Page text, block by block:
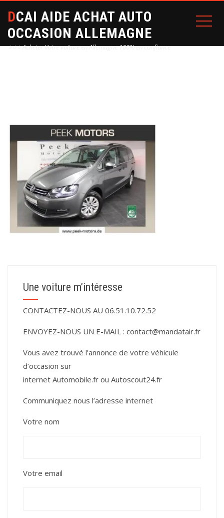
DCAI AIDE ACHAT AUTO
OCCASION ALLEMAGNE
⭐⭐⭐ Acheter Votre voiture en Allemagne 100% en confiance
Une voiture m’intéresse
CONTACTEZ-NOUS AU 06.51.10.72.52
ENVOYEZ-NOUS UN E-MAIL : contact@mandatair.fr
Vous avez trouvé l’annonce de votre véhicule
d’occasion sur
internet Automobile.fr ou Autoscout24.fr
Communiquez nous l’adresse internet
Votre nom
Votre email